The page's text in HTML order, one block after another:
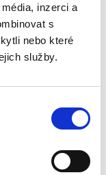
inzerci a
s
nebo které
služby.
soudců v
praxi